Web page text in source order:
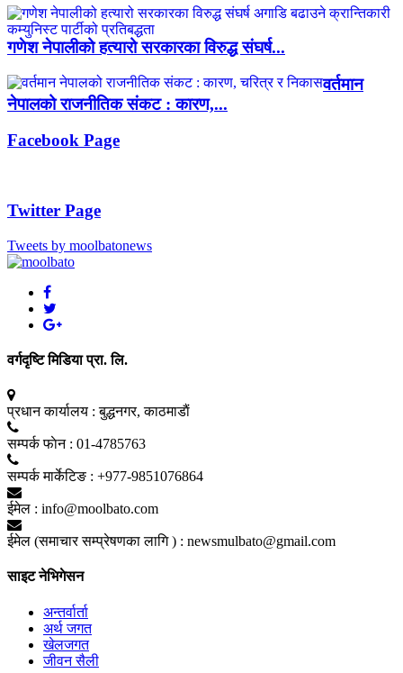
गणेश नेपालीको हत्यारो सरकारका विरुद्ध संघर्ष...
वर्तमान
नेपालको राजनीतिक संकट : कारण,...
Facebook Page
Twitter Page
Tweets by moolbatonews
वर्गदृष्टि मिडिया प्रा. लि.
प्रधान कार्यालय : बुद्धनगर, काठमाडाैं
सम्पर्क फाेन : 01-4785763
सम्पर्क मार्केटिङ : +977-9851076864
ईमेल : info@moolbato.com
ईमेल (समाचार सम्प्रेषणका लागि ) : newsmulbato@gmail.com
साइट नेभिगेसन
अन्तर्वार्ता
अर्थ जगत
खेलजगत
जीवन सैली